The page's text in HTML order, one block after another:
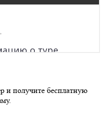
и получите бесплатную